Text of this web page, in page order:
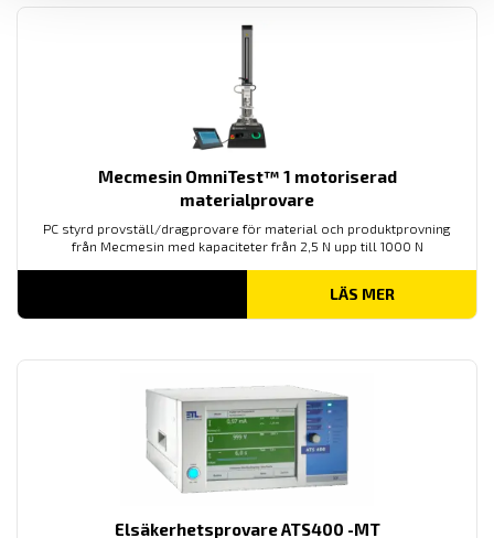
Mecmesin OmniTest™ 1 motoriserad
materialprovare
PC styrd provställ/dragprovare för material och produktprovning
från Mecmesin med kapaciteter från 2,5 N upp till 1000 N
LÄS MER
Elsäkerhetsprovare ATS400 -MT